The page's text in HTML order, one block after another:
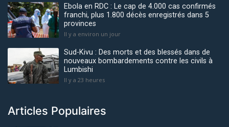
Ebola en RDC : Le cap de 4.000 cas confirmés
franchi, plus 1.800 décès enregistrés dans 5
provinces
Il y a environ un jour
Sud-Kivu : Des morts et des blessés dans de
nouveaux bombardements contre les civils à
Lumbishi
Il y a 23 heures
Articles Populaires